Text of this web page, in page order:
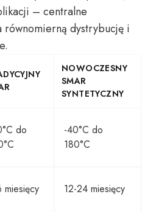
– centralne
równomierną dystrybucję i
NOWOCZESNY
SMAR
SYNTETYCZNY
do
-40°C do
180°C
miesięcy 12-24 miesięcy